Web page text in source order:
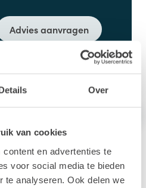
Over
van cookies
en advertenties te
voor social media te bieden
te analyseren. Ook delen we
Advies aanvragen